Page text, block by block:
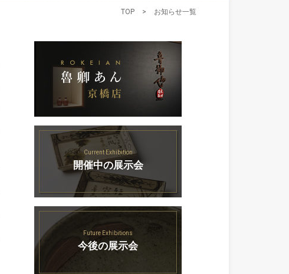
TOP > お知らせ一覧
Current Exhibition
開催中の展示会
Future Exhibitions
今後の展示会